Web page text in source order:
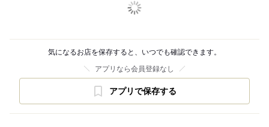
気になるお店を保存すると、いつでも確認できます。
アプリなら会員登録なし
アプリで保存する